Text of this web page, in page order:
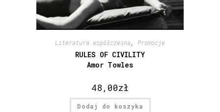
Literatura współczesna Promocje
RULES OF CIVILITY
Amor Towles
48,00zł
Dodaj do koszyka